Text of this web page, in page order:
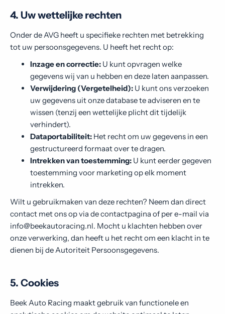
4. Uw wettelijke rechten
Onder de AVG heeft u specifieke rechten met betrekking
tot uw persoonsgegevens. U heeft het recht op:
Inzage en correctie: U kunt opvragen welke
gegevens wij van u hebben en deze laten aanpassen.
Verwijdering (Vergetelheid): U kunt ons verzoeken
uw gegevens uit onze database te adviseren en te
wissen (tenzij een wettelijke plicht dit tijdelijk
verhindert).
Dataportabiliteit: Het recht om uw gegevens in een
gestructureerd formaat over te dragen.
Intrekken van toestemming: U kunt eerder gegeven
toestemming voor marketing op elk moment
intrekken.
Wilt u gebruikmaken van deze rechten? Neem dan direct
contact met ons op via de contactpagina of per e-mail via
info@beekautoracing.nl. Mocht u klachten hebben over
onze verwerking, dan heeft u het recht om een klacht in te
dienen bij de Autoriteit Persoonsgegevens.
5. Cookies
Beek Auto Racing maakt gebruik van functionele en